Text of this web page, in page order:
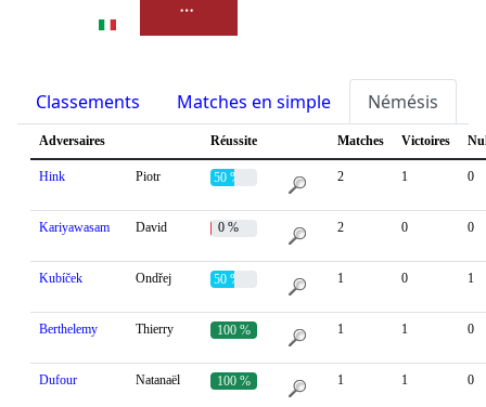
Classements Matches en simple Némésis
Adversaires Réussite Matches Victoires
Hink Piotr 50 % 2 1 0
Kariyawasam David 0 % 2 0 0
Kubíček Ondřej 50 % 1 0 1
Berthelemy Thierry 100 % 1 1 0
Dufour Natanaël 100 % 1 1 0